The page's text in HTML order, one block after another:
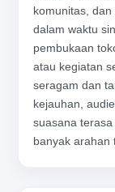
komunitas,
dalam waktu
pembukaan
atau kegiatan
seragam dan
kejauhan,
suasana
banyak arahan